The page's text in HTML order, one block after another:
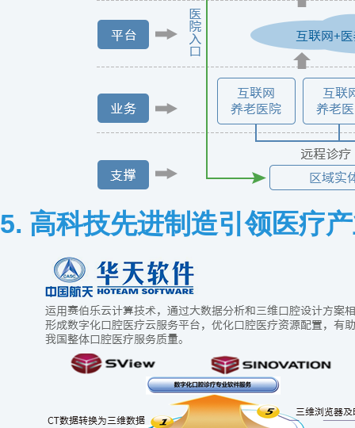
5. 高科技先进制造引领医疗